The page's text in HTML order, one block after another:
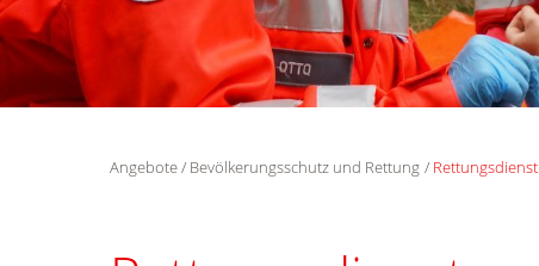
Angebote Bevölkerungsschutz und Rettung Rettungsdienst